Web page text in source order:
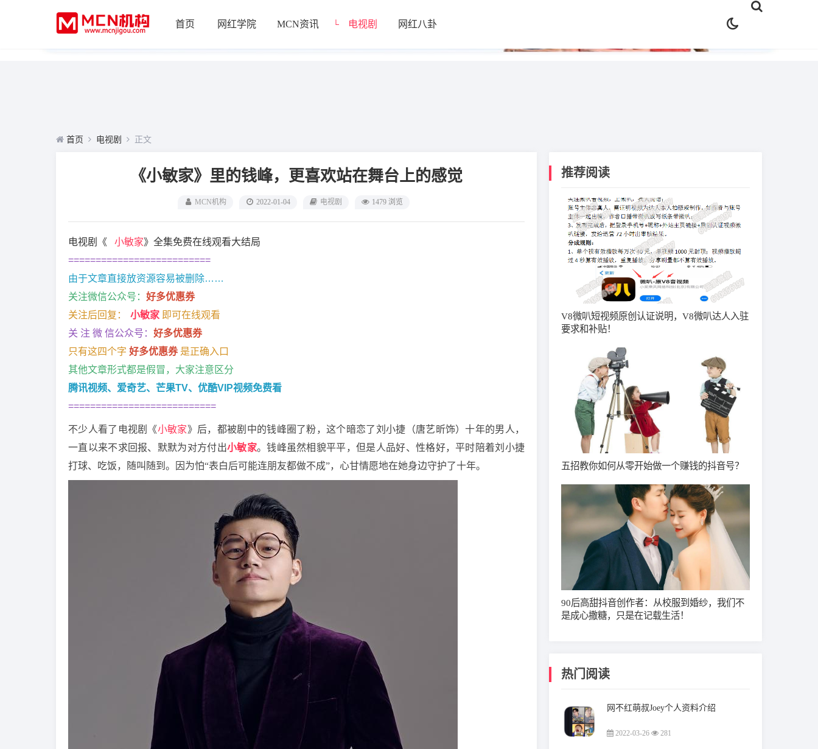
首页 网红学院 MCN资讯 └ 电视剧 网红八卦
首页 电视剧 正文
《小敏家》里的钱峰，更喜欢站在舞台上的感觉
MCN机构 2022-01-04 电视剧 1479 浏览
电视剧《 小敏家》全集免费在线观看大结局
==========================
由于文章直接放资源容易被删除……
关注微信公众号： 好多优惠券
关注后回复：
小敏家 即可在线观看
关 注 微 信公众号： 好多优惠券
只有这四个字 好多优惠券 是正确入口
其他文章形式都是假冒，大家注意区分
腾讯视频、爱奇艺、芒果TV、优酷VIP视频免费看
===========================
不少人看了电视剧《小敏家》后，都被剧中的钱峰圈了粉，这个暗恋了刘小捷（唐艺昕饰）十年的男人，
一直以来不求回报、默默为对方付出小敏家。钱峰虽然相貌平平，但是人品好、性格好，平时陪着刘小捷
打球、吃饭，随叫随到。因为怕“表白后可能连朋友都做不成”，心甘情愿地在她身边守护了十年。
推荐阅读
V8微叭短视频原创认证说明，V8微叭达人入驻
要求和补贴！
五招教你如何从零开始做一个赚钱的抖音号？
90后高甜抖音创作者：从校服到婚纱，我们不
是成心撒糖，只是在记载生活！
热门阅读
网不红萌叔Joey个人资料介绍
2022-03-26 281